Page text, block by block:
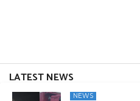
LATEST NEWS
NEWS